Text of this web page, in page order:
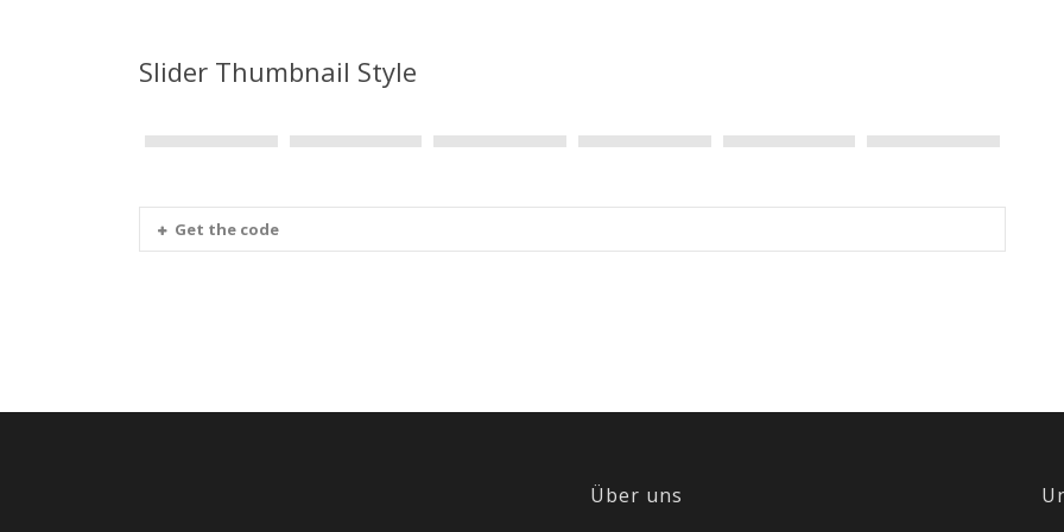
Slider Thumbnail Style
Get the code
Über uns